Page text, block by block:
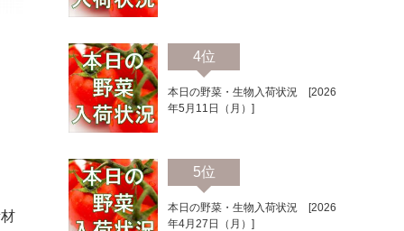
4位
本日の野菜・生物入荷状況 [2026
年5月11日（月）]
5位
本日の野菜・生物入荷状況 [2026
年4月27日（月）]